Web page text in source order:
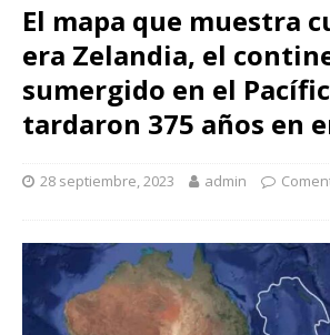
El mapa que muestra
era Zelandia, el
sumergido en el
tardaron 375 años en
28 septiembre, 2023 admin